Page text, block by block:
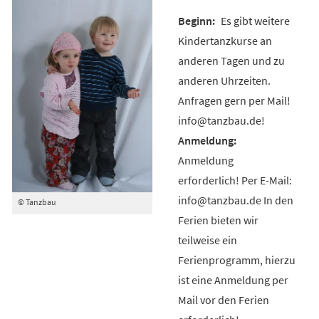
© Tanzbau
Es gibt weitere
Kindertanzkurse an
anderen Tagen und zu
anderen Uhrzeiten.
Anfragen gern per Mail!
info@tanzbau.de!
Anmeldung
erforderlich! Per E-Mail:
info@tanzbau.de In den
Ferien bieten wir
teilweise ein
Ferienprogramm, hierzu
ist eine Anmeldung per
Mail vor den Ferien